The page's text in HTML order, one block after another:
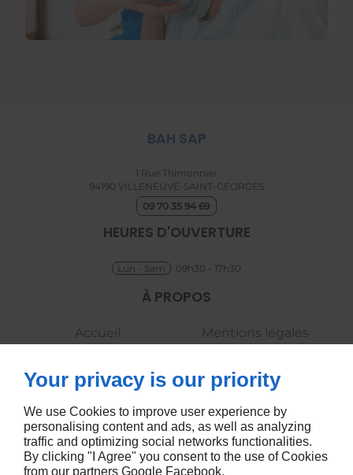
BAH SAP
1 Rue Thimonnier
94190 VILLENEUVE-SAINT-GEORGES
09 70 35 94 69
SUIVEZ-NOUS
À PROPOS
Accueil
Mentions légales
HEURES D'OUVERTURE
Lun - Sam 09h30 - 17h30
Your privacy is our priority
We use Cookies to improve user experience by
personalising content and ads, as well as analyzing
traffic and optimizing social networks functionalities.
By clicking "I Agree" you consent to the use of Cookies
from our partners Google Facebook.